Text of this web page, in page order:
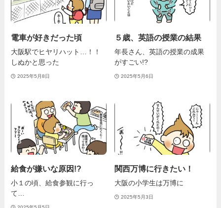
電車が好きだった頃
大阪駅でヒヤリハット…！！
しぬかと思った
2025年5月8日
５歳、英語の授業の結果
年長さん、英語の授業の成果
がすごい!?
2025年5月6日
給食が嫌いな原因!?
小１の頃、給食参観に行っ
て…
関西万博に行きたい！
大阪の小学生は万博に
2025年5月3日